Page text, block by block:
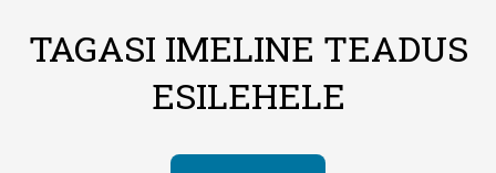
TAGASI IMELINE TEADUS
ESILEHELE